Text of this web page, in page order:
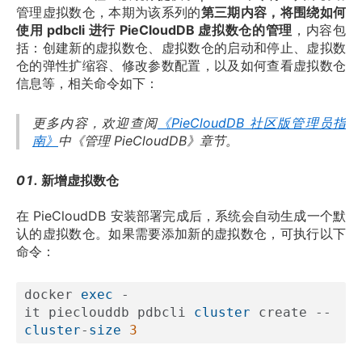
管理虚拟数仓，本期为该系列的第三期内容，将围绕如何
使用 pdbcli 进行 PieCloudDB 虚拟数仓的管理 ，内容包
括：创建新的虚拟数仓、虚拟数仓的启动和停止、虚拟数
仓的弹性扩缩容、修改参数配置，以及如何查看虚拟数仓
信息等，相关命令如下：
更多内容，欢迎查阅《PieCloudDB 社区版管理员指
南》 中《管理 PieCloudDB》章节。
01. 新增虚拟数仓
在 PieCloudDB 安装部署完成后，系统会自动生成一个默
认的虚拟数仓。如果需要添加新的虚拟数仓，可执行以下
命令：
docker exec -
it pieclouddb pdbcli cluster create --
cluster- size 3